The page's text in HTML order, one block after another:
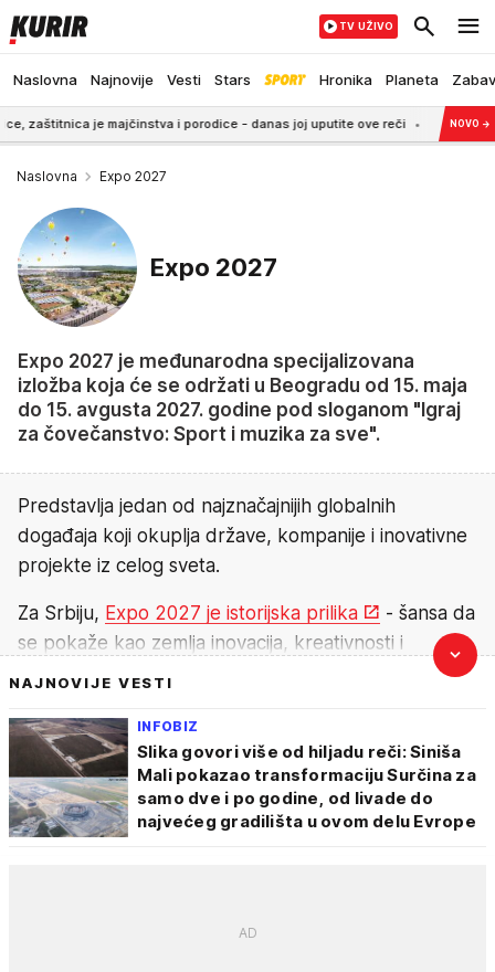
Naslovna Najnovije Vesti Stars Hronika Planeta
TV UŽIVO
je majčinstva i porodice - danas joj uputite ove reči 6:38 Marija je imala
NOVO →
Naslovna Expo 2027
Expo 2027
Expo 2027 je međunarodna specijalizovana
izložba koja će se održati u Beogradu od 15. maja
do 15. avgusta 2027. godine pod sloganom "Igraj
za čovečanstvo: Sport i muzika za sve".
Predstavlja jedan od najznačajnijih globalnih
događaja koji okuplja države, kompanije i inovativne
projekte iz celog sveta.
Za Srbiju, Expo 2027 je istorijska prilika
- šansa da
se pokaže kao zemlja inovacija, kreativnosti i
modernih rešenja.
U fokusu su pametne tehnologije, ekologija, novi
izvori energije, urbanistička rešenja, ali i projekti koji
donosefuturistički duh,poput letećih
automobila, napredne mobilnosti i autonomnog
transporta.
NAJNOVIJE VESTI
INFOBIZ
Slika govori više od hiljadu reči: Siniša
Mali pokazao transformaciju Surčina za
samo dve i po godine, od livade do
najvećeg gradilišta u ovom delu Evrope